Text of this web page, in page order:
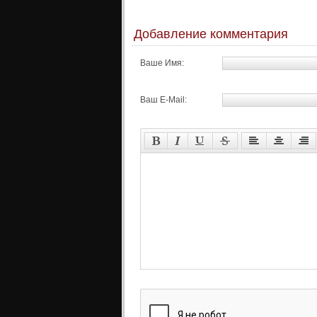
Добавление комментария
Ваше Имя:
Ваш E-Mail: